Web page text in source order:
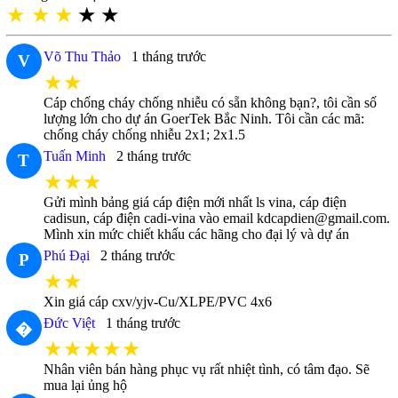
★ ★ ★ ★ ★
V Võ Thu Thảo 1 tháng trước
★★
Cáp chống cháy chống nhiễu có sẵn không bạn?, tôi cần số
lượng lớn cho dự án GoerTek Bắc Ninh. Tôi cần các mã:
chống cháy chống nhiễu 2x1; 2x1.5
T Tuấn Minh 2 tháng trước
★★★
Gửi mình bảng giá cáp điện mới nhất ls vina, cáp điện
cadisun, cáp điện cadi-vina vào email kdcapdien@gmail.com.
Mình xin mức chiết khấu các hãng cho đại lý và dự án
P Phú Đại 2 tháng trước
★★
Xin giá cáp cxv/yjv-Cu/XLPE/PVC 4x6
� Đức Việt 1 tháng trước
★★★★★
Nhân viên bán hàng phục vụ rất nhiệt tình, có tâm đạo. Sẽ
mua lại ủng hộ